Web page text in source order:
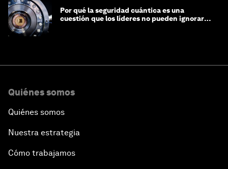
Por qué la seguridad cuántica es una
cuestión que los líderes no pueden ignorar
Quiénes somos
Quiénes somos
Nuestra estrategia
Cómo trabajamos